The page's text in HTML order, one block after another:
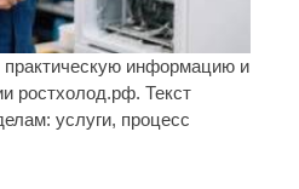
практическую информацию и
ростхолод.рф. Текст
услуги, процесс